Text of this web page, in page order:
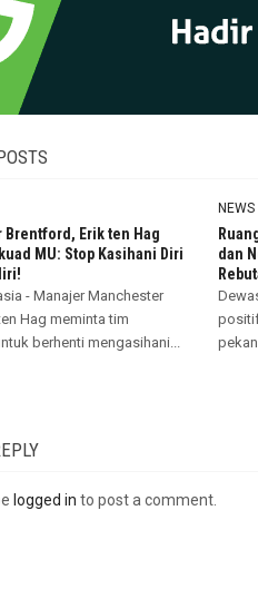
Brentford, Erik ten Hag
MU: Stop Kasihani Diri
- Manajer Manchester
Hag meminta tim
berhenti mengasihani...
NEWS
dan
logged in to post a comment.